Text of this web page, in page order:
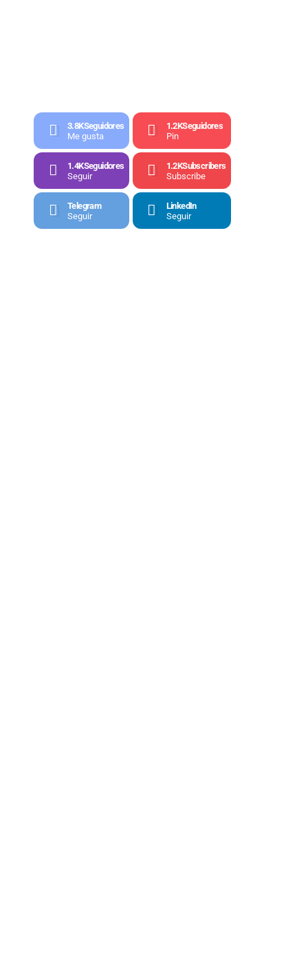
3.8KSeguidores
Me gusta
1.2KSeguidores
Pin
1.4KSeguidores
Seguir
1.2KSubscribers
Subscribe
Telegram
Seguir
LinkedIn
Seguir